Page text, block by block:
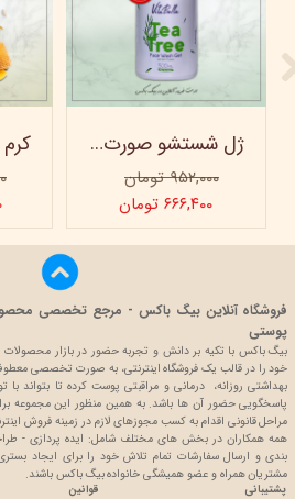
ژل شستشو صورت ویتابلا - 300 میلی لیتر
۹۵۲,۰۰۰ تومان
۶۶۶,۴۰۰ تومان
پشتیبانی
قوانین
فروشگاه آنلاین بیگ باکس - مرجع تخصصی
پوستی
خود را در قالب یک فروشگاه اینترنتی، به صورت تخصصی
بهداشتی روزانه، درمانی و مراقبتی پوست کرده تا بتواند با
پاسخگویی حضور آن ها باشد. به همین منظور این مجموعه
مراحل قانونی اقدام به کسب مجوزهای لازم در زمینه فروش
همه همکاران در بخش های مختلف شامل: ایده پردازی -
بندی و ارسال سفارشات تمام تلاش خود را برای ایجاد
مشتریان همراه و عضو همیشگی خانواده بیگ باکس باشند.